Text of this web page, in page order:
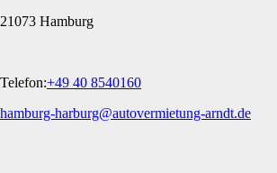
21073 Hamburg
Telefon:+49 40 8540160
hamburg-harburg@autovermietung-arndt.de